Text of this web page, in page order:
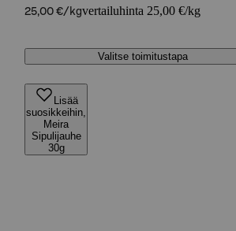
25,00 €/kgvertailuhinta 25,00 €/kg
Valitse toimitustapa
Lisää
suosikkeihin,
Meira
Sipulijauhe
30g